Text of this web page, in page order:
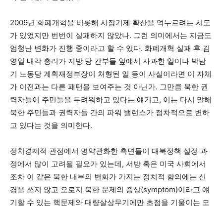
2009년 화폐개혁을 비롯해 시장기제 확산을 억누르려는 시도
가 있었지만 번번이 실패하지 않았나. 그런 의미에서는 지금도
엄청난 변화가 진행 중이라고 할 수 있다. 화폐개혁 실패 후 김
영일 내각 총리가 지방 당 간부들 앞에서 사과한 일이나 박남
기 노동당 계획재정부장이 처형된 일 등이 사실이라면 이 자체
가 이전과는 다른 패턴을 보여주는 것 아닌가. 그만큼 북한 권
력자들이 주민들을 두려워하고 있다는 얘기고, 이는 다시 말해
북한 주민들과 권력자들 간의 파워 밸런스가 점차적으로 변하
고 있다는 것을 의미한다.
정치경제적 관점에서 명약관화한 측면들이 대북정책 설정 과
정에서 많이 고려될 필요가 있는데, 서방 혹은 미국 사회에서
조차 이 같은 북한 내부의 변화가 가지는 정치적 함의에는 신
경을 쓰지 않고 오로지 북한 문제의 증상(symptom)이라고 얘
기할 수 있는 핵문제와 대량살상무기에만 초점을 기울이는 모